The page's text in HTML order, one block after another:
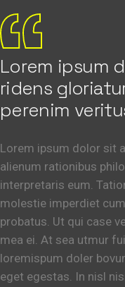
Lorem ipsum
ridens
perenim
Lorem ipsum dolor sit
alienum rationibus
interpretaris eum.
molestie imperdiet
probatus. Ut qui case
mea ei. At sea utmur
loremispum doler
eget egestas. In nisl